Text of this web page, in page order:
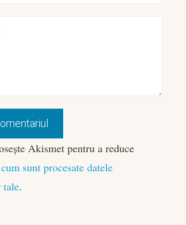
Akismet pentru a reduce
sunt procesate datele
tale.